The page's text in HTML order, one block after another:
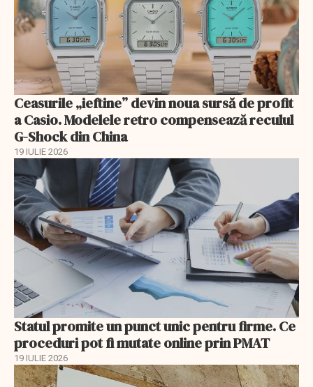
Ceasurile „ieftine” devin noua sursă de profit
a Casio. Modelele retro compensează reculul
G-Shock din China
19 IULIE 2026
Statul promite un punct unic pentru firme. Ce
proceduri pot fi mutate online prin PMAT
19 IULIE 2026